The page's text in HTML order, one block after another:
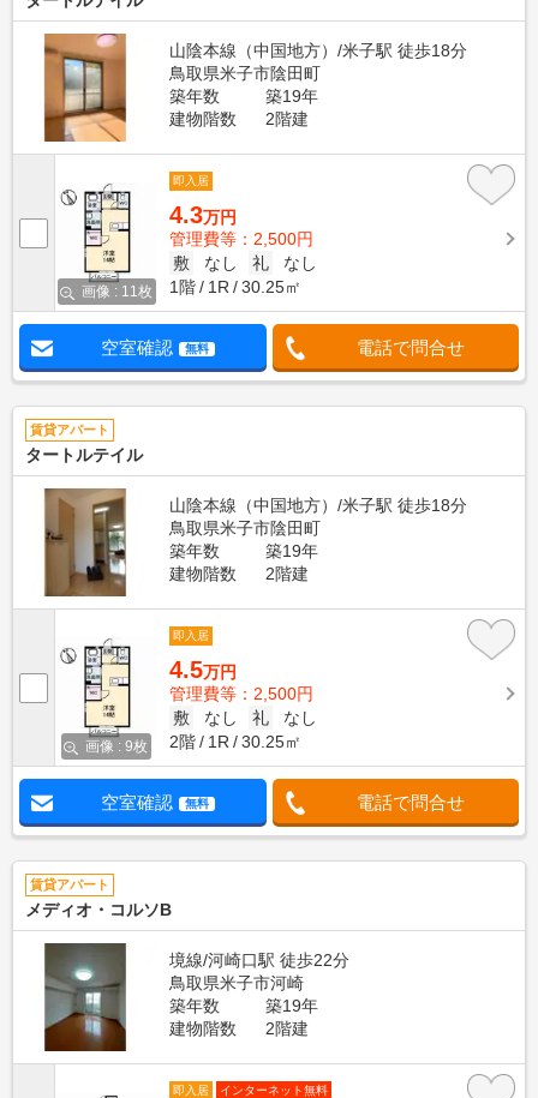
山陰本線（中国地方）/米子駅 徒歩18分
鳥取県米子市陰田町
築年数
築19年
建物階数
2階建
画像 : 11枚
即入居
4.3万円
管理費等：2,500円
敷
なし 礼
なし
1階
1R 30.25㎡
空室確認 無料 電話で問合せ
賃貸アパート
タートルテイル
山陰本線（中国地方）/米子駅 徒歩18分
鳥取県米子市陰田町
築年数
築19年
建物階数
2階建
画像 : 9枚
即入居
4.5万円
管理費等：2,500円
敷
なし 礼
なし
2階
1R 30.25㎡
空室確認 無料 電話で問合せ
賃貸アパート
メディオ・コルソB
境線/河崎口駅 徒歩22分
鳥取県米子市河崎
築年数
築19年
建物階数
2階建
即入居 インターネット無料